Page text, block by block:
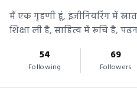
मैं एक गृहणी हूं, इंजीनियरिंग में
शिक्षा ली है, साहित्य में रूचि है,
54
Following
69
Followers